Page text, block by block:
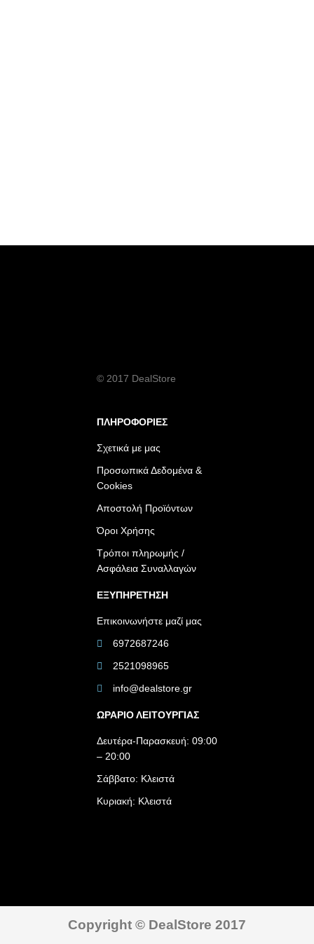
© 2017 DealStore
ΠΛΗΡΟΦΟΡΙΕΣ
Σχετικά με μας
Προσωπικά Δεδομένα &
Cookies
Αποστολή Προϊόντων
Όροι Χρήσης
Τρόποι πληρωμής /
Ασφάλεια Συναλλαγών
ΕΞΥΠΗΡΕΤΗΣΗ
Επικοινωνήστε μαζί μας
6972687246
2521098965
info@dealstore.gr
ΩΡΑΡΙΟ ΛΕΙΤΟΥΡΓΙΑΣ​
Δευτέρα-Παρασκευή: 09:00
– 20:00
Σάββατο: Κλειστά
Κυριακή: Κλειστά
Copyright © DealStore 2017